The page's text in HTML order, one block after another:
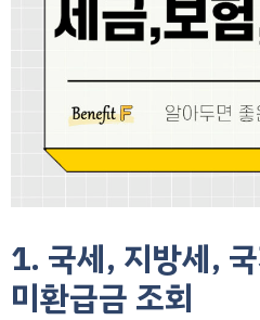
1. 국세, 지방세,
미환급금 조회